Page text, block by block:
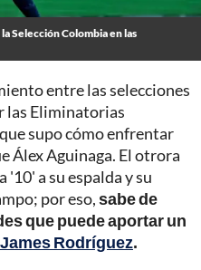
Selección Colombia en las
entre las selecciones
las Eliminatorias
supo cómo enfrentar
Álex Aguinaga. El otrora
a su espalda y su
por eso,sabe de
que puede aportar un
James Rodríguez.